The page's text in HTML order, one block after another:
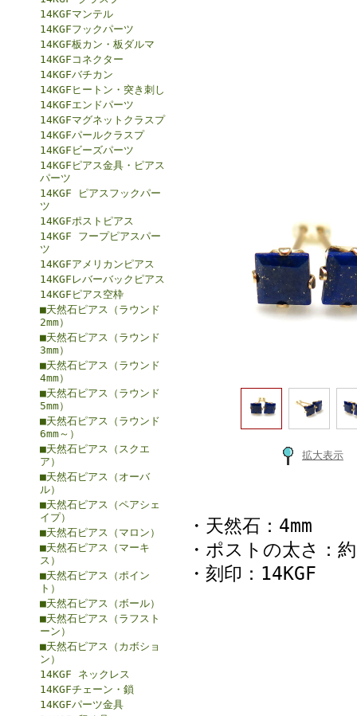
14KGFマンテル
14KGFフックパーツ
14KGF板カン・板ダルマ
14KGFコネクター
14KGFバチカン
14KGFヒートン・突き刺し
14KGFエンドパーツ
14KGFマグネットクラスプ
14KGFパールクラスプ
14KGFビーズパーツ
14KGFピアス金具・ピアス
パーツ
14KGF ピアスフックパー
ツ
14KGFポストピアス
14KGF フープピアスパー
ツ
14KGFアメリカンピアス
14KGFレバーバックピアス
14KGFピアス空枠
■天然石ピアス（ラウンド
2mm）
■天然石ピアス（ラウンド
3mm）
■天然石ピアス（ラウンド
4mm）
■天然石ピアス（ラウンド
5mm）
■天然石ピアス（ラウンド
6mm～）
■天然石ピアス（スクエ
ア）
■天然石ピアス（オーバ
ル）
■天然石ピアス（ペアシェ
イプ）
■天然石ピアス（マロン）
■天然石ピアス（マーキ
ス）
■天然石ピアス（ポイン
ト）
■天然石ピアス（ボール）
■天然石ピアス（ラフスト
ーン）
■天然石ピアス（カボショ
ン）
14KGF ネックレス
14KGFチェーン・鎖
14KGFパーツ金具
拡大表示
・天然石：4mm
・ポストの太さ：
・刻印：14KGF